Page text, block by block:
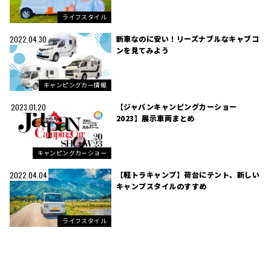
ライフスタイル
2022.04.30
キャンピングカー情報
新車なのに安い！リーズナブルなキャブコ
ンを見てみよう
2023.01.20
キャンピングカーショー
【ジャパンキャンピングカーショー
2023】展示車両まとめ
2022.04.04
ライフスタイル
【軽トラキャンプ】荷台にテント、新しい
キャンプスタイルのすすめ